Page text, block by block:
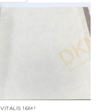
VITALIS 16M²